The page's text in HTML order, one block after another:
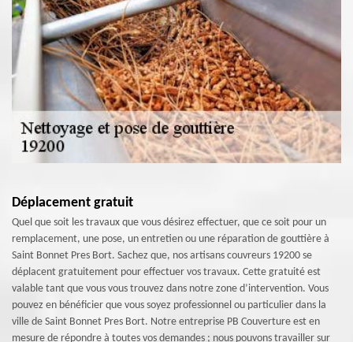
Déplacement gratuit
Quel que soit les travaux que vous désirez effectuer, que ce soit pour un
remplacement, une pose, un entretien ou une réparation de gouttière à
Saint Bonnet Pres Bort. Sachez que, nos artisans couvreurs 19200 se
déplacent gratuitement pour effectuer vos travaux. Cette gratuité est
valable tant que vous vous trouvez dans notre zone d’intervention. Vous
pouvez en bénéficier que vous soyez professionnel ou particulier dans la
ville de Saint Bonnet Pres Bort. Notre entreprise PB Couverture est en
mesure de répondre à toutes vos demandes ; nous pouvons travailler sur